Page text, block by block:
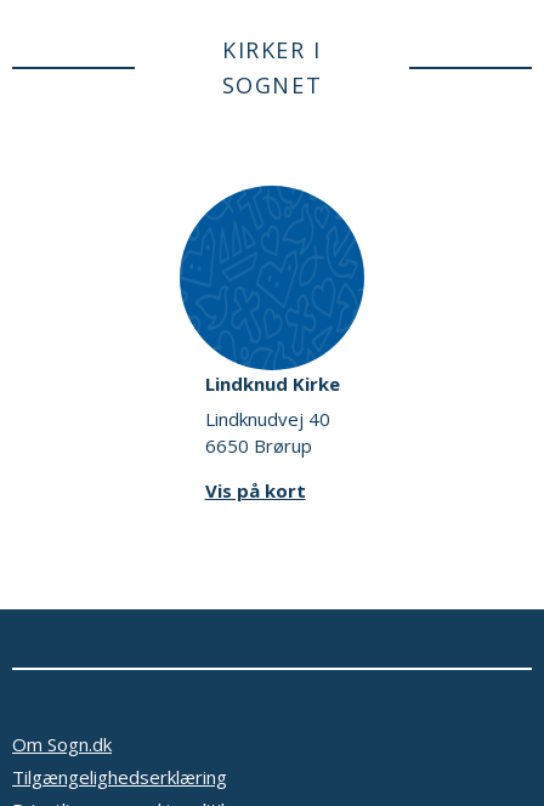
KIRKER I
SOGNET
Lindknud Kirke
Lindknudvej 40
6650 Brørup
Vis på kort
Om Sogn.dk
Tilgængelighedserklæring